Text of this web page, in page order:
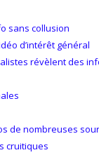
sans collusion
d’intérêt général
révèlent des
de nombreuses
cruitiques